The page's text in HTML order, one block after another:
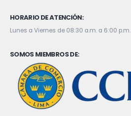
HORARIO DE ATENCIÓN:
Lunes a Viernes de 08:30 a.m. a 6:00 p.m.
SOMOS MIEMBROS DE: